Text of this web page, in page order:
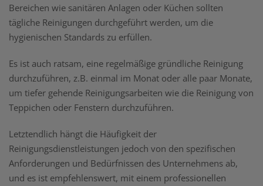
Bereichen wie sanitären Anlagen oder Küchen sollten
tägliche Reinigungen durchgeführt werden, um die
hygienischen Standards zu erfüllen.
Es ist auch ratsam, eine regelmäßige gründliche Reinigung
durchzuführen, z.B. einmal im Monat oder alle paar Monate,
um tiefer gehende Reinigungsarbeiten wie die Reinigung von
Teppichen oder Fenstern durchzuführen.
Letztendlich hängt die Häufigkeit der
Reinigungsdienstleistungen jedoch von den spezifischen
Anforderungen und Bedürfnissen des Unternehmens ab,
und es ist empfehlenswert, mit einem professionellen